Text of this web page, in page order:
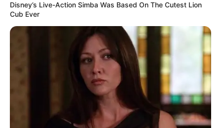
Disney’s Live-Action Simba Was Based On The Cutest Lion
Cub Ever